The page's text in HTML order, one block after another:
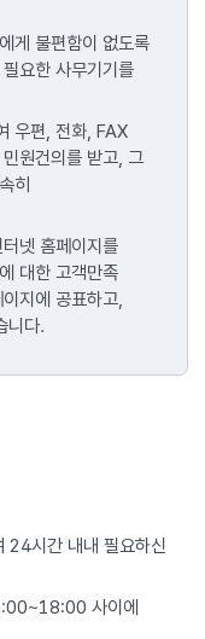
게 불편함이 없도록
요한 사무기기를
우편, 전화, FAX
원건의를 받고, 그
히
넷 홈페이지를
대한 고객만족
지에 공표하고,
니다.
24시간 내내 필요하신
사이에